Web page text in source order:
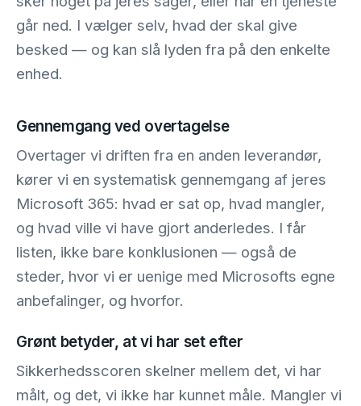
går ned. I vælger selv, hvad der skal give
besked — og kan slå lyden fra på den enkelte
enhed.
Gennemgang ved overtagelse
Overtager vi driften fra en anden leverandør,
kører vi en systematisk gennemgang af jeres
Microsoft 365: hvad er sat op, hvad mangler,
og hvad ville vi have gjort anderledes. I får
listen, ikke bare konklusionen — også de
steder, hvor vi er uenige med Microsofts egne
anbefalinger, og hvorfor.
Grønt betyder, at vi har set efter
Sikkerhedsscoren skelner mellem det, vi har
målt, og det, vi ikke har kunnet måle. Mangler vi